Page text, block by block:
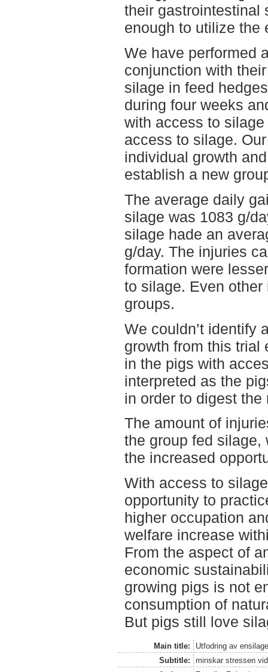
their gastrointestinal
enough to utilize the
We have performed
conjunction with
silage in feed
during four weeks
with access to
access to silage.
individual growth
establish a new
The average daily
silage was 1083 g/
silage hade an
g/day. The injuries
formation were
to silage. Even
groups.
We couldn’t identify
growth from this trial
in the pigs with
interpreted as the
in order to digest the
The amount of
the group fed silage,
the increased
With access to
opportunity to
higher occupation
welfare increase
From the aspect of
economic
growing pigs is not
consumption of
But pigs still love
Main title:
Utfodring av
Subtitle:
minskar stressen